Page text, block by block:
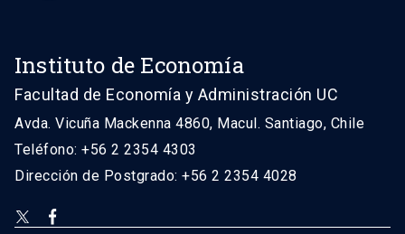
Instituto de Economía
Facultad de Economía y Administración UC
Avda. Vicuña Mackenna 4860, Macul. Santiago, Chile
Teléfono: +56 2 2354 4303
Dirección de Postgrado: +56 2 2354 4028